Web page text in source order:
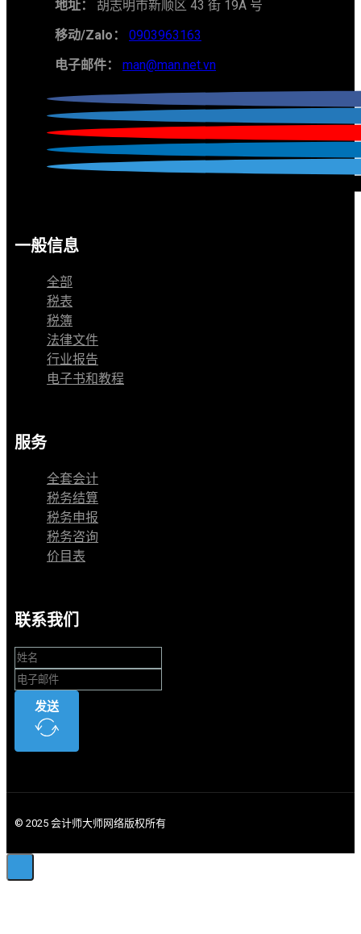
地址： 胡志明市新顺区 43 街 19A 号
移动/Zalo： 0903963163
电子邮件： man@man.net.vn
一般信息
全部
税表
税簿
法律文件
行业报告
电子书和教程
服务
全套会计
税务结算
税务申报
税务咨询
价目表
联系我们
发送
© 2025 会计师大师网络版权所有